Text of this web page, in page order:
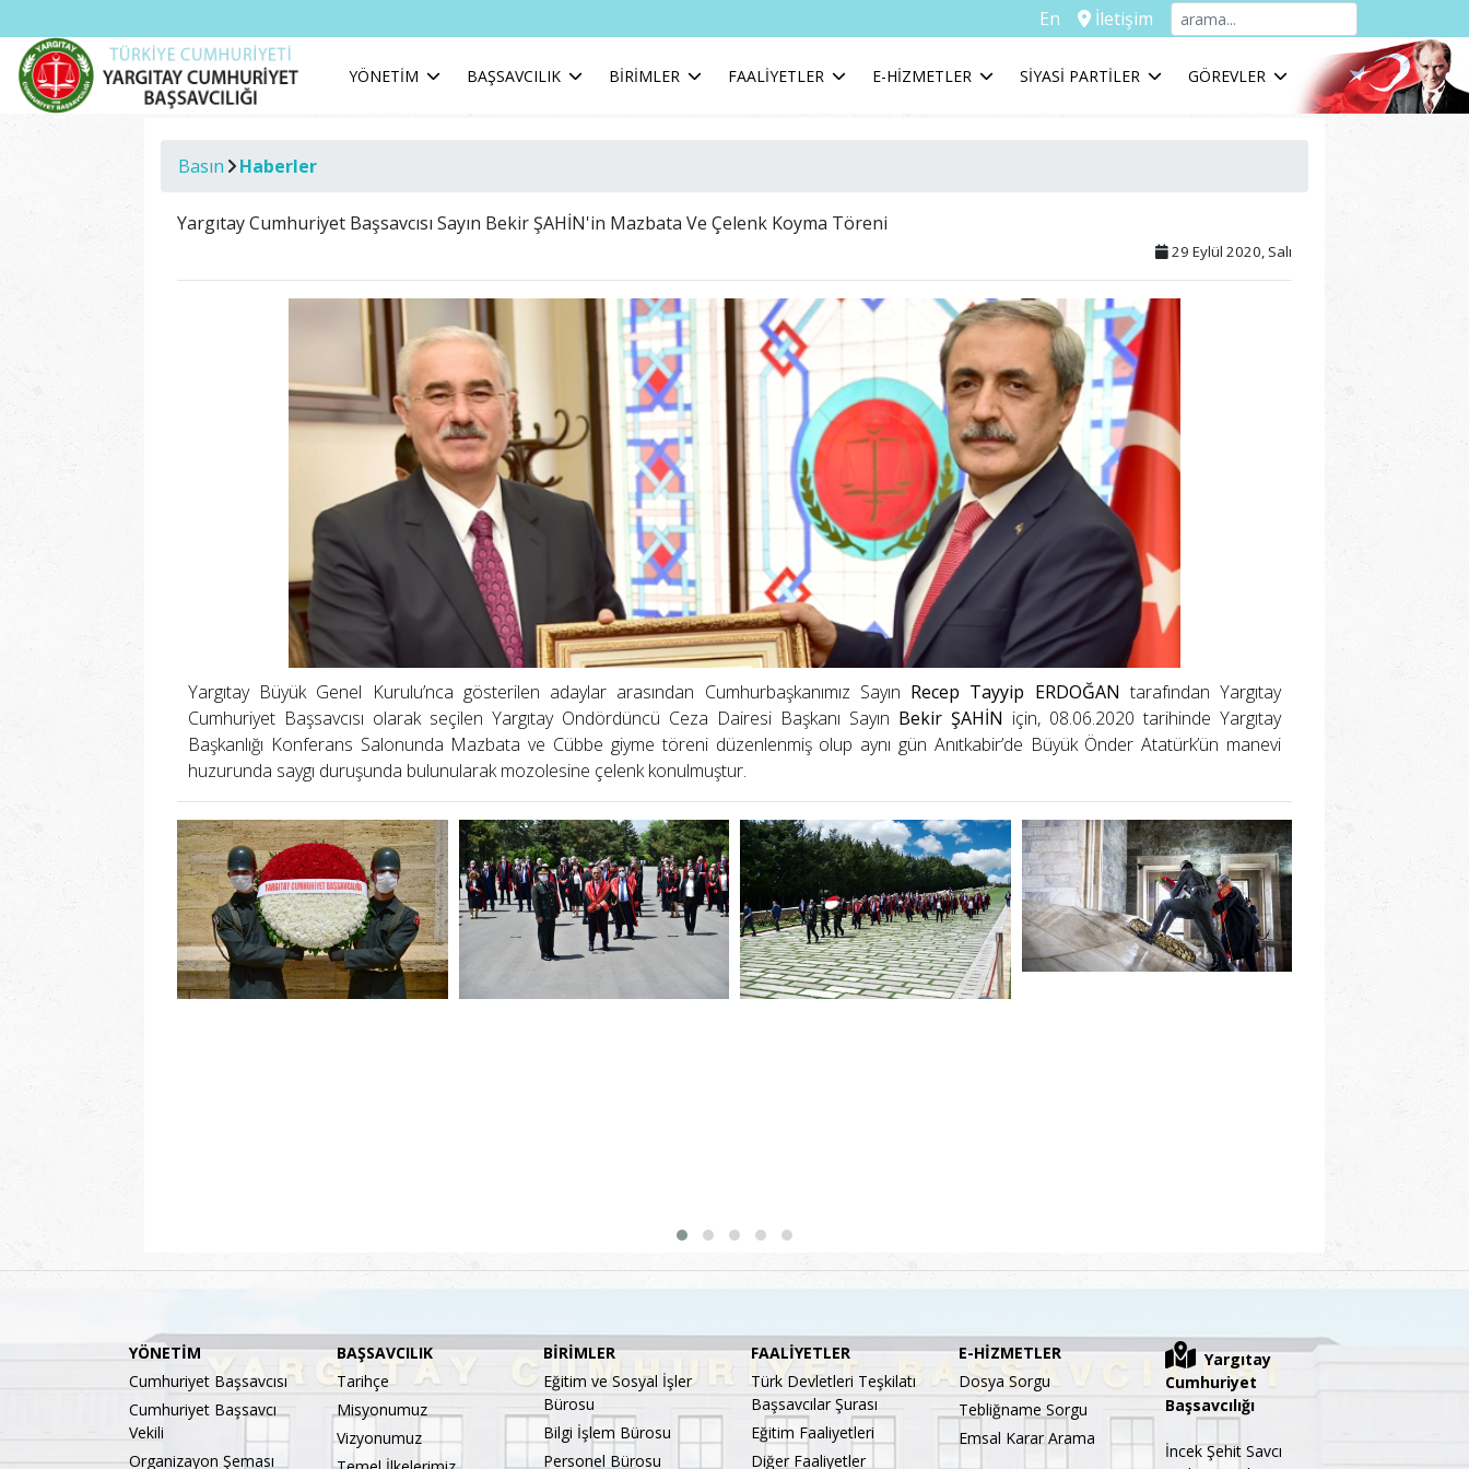
En İletişim
YÖNETİM BAŞSAVCILIK BİRİMLER FAALİYETLER E-HİZMETLER SİYASİ PARTİLER GÖREVLER
Basın Haberler
Yargıtay Cumhuriyet Başsavcısı Sayın Bekir ŞAHİN'in Mazbata Ve Çelenk Koyma Töreni
29 Eylül 2020, Salı
Yargıtay Büyük Genel Kurulu’nca gösterilen adaylar arasından Cumhurbaşkanımız Sayın Recep Tayyip ERDOĞAN tarafından Yargıtay
Cumhuriyet Başsavcısı olarak seçilen Yargıtay Ondördüncü Ceza Dairesi Başkanı Sayın Bekir ŞAHİN için, 08.06.2020 tarihinde Yargıtay
Başkanlığı Konferans Salonunda Mazbata ve Cübbe giyme töreni düzenlenmiş olup aynı gün Anıtkabir’de Büyük Önder Atatürk’ün manevi
huzurunda saygı duruşunda bulunularak mozolesine çelenk konulmuştur.
YÖNETİM
Cumhuriyet Başsavcısı
Cumhuriyet Başsavcı
Vekili
Organizayon Şeması
BAŞSAVCILIK
Tarihçe
Misyonumuz
Vizyonumuz
BİRİMLER
Eğitim ve Sosyal İşler
Bürosu
Bilgi İşlem Bürosu
Personel Bürosu
FAALİYETLER
Türk Devletleri Teşkilatı
Başsavcılar Şurası
Eğitim Faaliyetleri
Diğer Faaliyetler
E-HİZMETLER
Dosya Sorgu
Tebliğname Sorgu
Emsal Karar Arama
Yargıtay
Cumhuriyet
Başsavcılığı
İncek Şehit Savcı